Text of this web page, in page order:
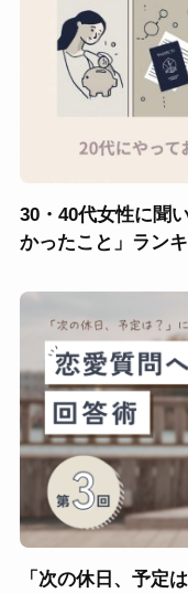
30・40代女性に聞
かったこと」ラン
「次の休日、予定